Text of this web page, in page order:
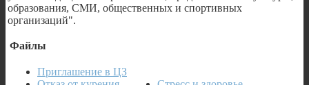
образования, СМИ, общественных и спортивных
организаций".
Файлы
Приглашение в ЦЗ